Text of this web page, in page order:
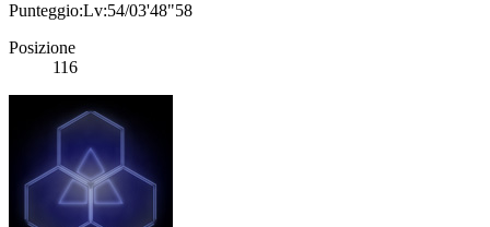
Punteggio:Lv:54/03'48"58
Posizione
116